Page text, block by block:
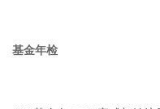
基金年检